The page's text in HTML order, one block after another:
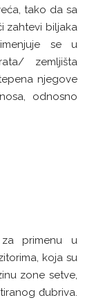
tako da sa
zahtevi biljaka
se u
zemljišta
njegove
odnosno
primenu u
koja su
zone setve,
đubriva.